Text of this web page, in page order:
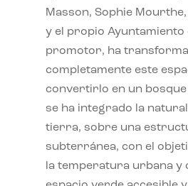
Masson, Sophie
y el propio Ayuntamiento
promotor, ha
completamente este
convertirlo en un
se ha integrado la
tierra, sobre una
subterránea, con el
la temperatura urbana y